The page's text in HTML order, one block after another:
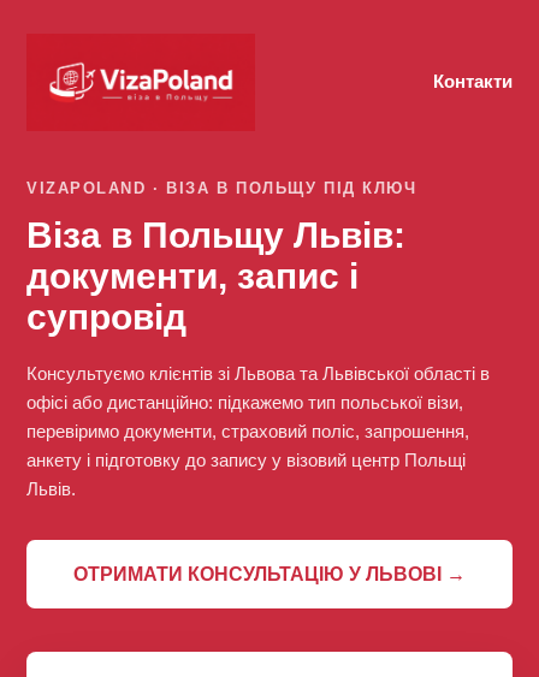
Контакти
VIZAPOLAND · ВІЗА В ПОЛЬЩУ ПІД КЛЮЧ
Віза в Польщу Львів:
документи, запис і
супровід
Консультуємо клієнтів зі Львова та Львівської області в
офісі або дистанційно: підкажемо тип польської візи,
перевіримо документи, страховий поліс, запрошення,
анкету і підготовку до запису у візовий центр Польщі
Львів.
ОТРИМАТИ КОНСУЛЬТАЦІЮ У ЛЬВОВІ →